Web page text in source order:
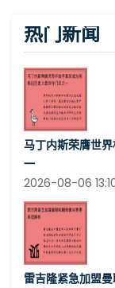
热门新闻
马丁内斯荣膺世
一
2026-08-06
雷吉隆紧急加盟